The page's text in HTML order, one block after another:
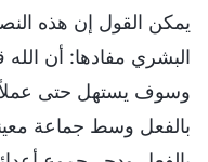
يمكن القول إن هذه
البشري مفادها: أن الله
وسوف يستهل حتى عملاً
بالفعل وسط جماعة